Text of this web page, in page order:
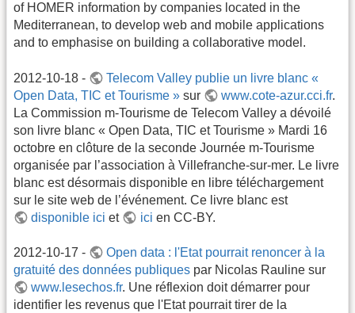
of HOMER information by companies located in the
Mediterranean, to develop web and mobile applications
and to emphasise on building a collaborative model.
2012-10-18 -
Telecom Valley publie un livre blanc «
Open Data, TIC et Tourisme » sur www.cote-azur.cci.fr.
La Commission m-Tourisme de Telecom Valley a dévoilé
son livre blanc « Open Data, TIC et Tourisme » Mardi 16
octobre en clôture de la seconde Journée m-Tourisme
organisée par l’association à Villefranche-sur-mer. Le livre
blanc est désormais disponible en libre téléchargement
sur le site web de l’événement. Ce livre blanc est
disponible ici et ici en CC-BY.
2012-10-17 -
Open data : l'Etat pourrait renoncer à la
gratuité des données publiques par Nicolas Rauline sur
www.lesechos.fr. Une réflexion doit démarrer pour
identifier les revenus que l'Etat pourrait tirer de la